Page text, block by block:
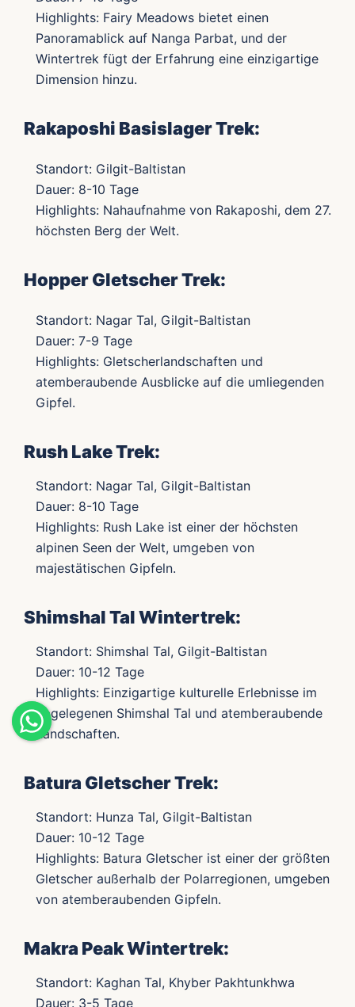
Highlights: Fairy Meadows bietet einen
Panoramablick auf Nanga Parbat, und der
Wintertrek fügt der Erfahrung eine einzigartige
Dimension hinzu.
Rakaposhi Basislager Trek:
Standort: Gilgit-Baltistan
Dauer: 8-10 Tage
Highlights: Nahaufnahme von Rakaposhi, dem 27.
höchsten Berg der Welt.
Hopper Gletscher Trek:
Standort: Nagar Tal, Gilgit-Baltistan
Dauer: 7-9 Tage
Highlights: Gletscherlandschaften und
atemberaubende Ausblicke auf die umliegenden
Gipfel.
Rush Lake Trek:
Standort: Nagar Tal, Gilgit-Baltistan
Dauer: 8-10 Tage
Highlights: Rush Lake ist einer der höchsten
alpinen Seen der Welt, umgeben von
majestätischen Gipfeln.
Shimshal Tal Wintertrek:
Standort: Shimshal Tal, Gilgit-Baltistan
Dauer: 10-12 Tage
Highlights: Einzigartige kulturelle Erlebnisse im
abgelegenen Shimshal Tal und atemberaubende
Landschaften.
Batura Gletscher Trek:
Standort: Hunza Tal, Gilgit-Baltistan
Dauer: 10-12 Tage
Highlights: Batura Gletscher ist einer der größten
Gletscher außerhalb der Polarregionen, umgeben
von atemberaubenden Gipfeln.
Makra Peak Wintertrek:
Standort: Kaghan Tal, Khyber Pakhtunkhwa
Dauer: 3-5 Tage